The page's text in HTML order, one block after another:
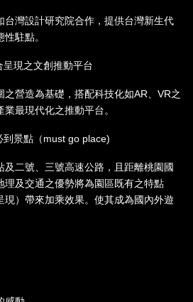
台灣設計研究院合作，提供台灣新生代
駐點。
現之文創推動平台
之營造為基礎，搭配科技化如AR、VR之
最現代化之推動平台。
景點（must go place)
及二號、三號高速公路，且距離桃園國
理及交通之優勢將為園區既有之特點
現）帶來加乘效果。使其成為國內外遊